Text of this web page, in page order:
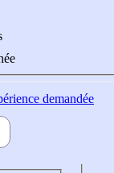
demandée